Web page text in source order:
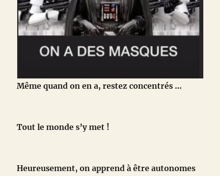
Même quand on en a, restez concentrés …
Tout le monde s’y met !
Heureusement, on apprend à être autonomes